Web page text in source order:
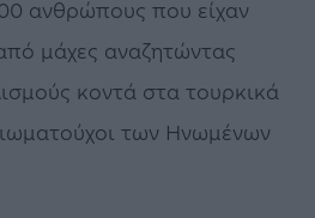
ανθρώπους που είχαν
μάχες αναζητώντας
κοντά στα τουρκικά
των Ηνωμένων